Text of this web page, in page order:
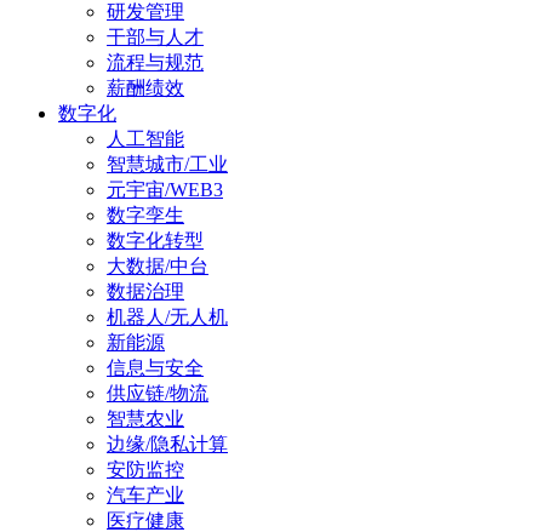
研发管理
干部与人才
流程与规范
薪酬绩效
数字化
人工智能
智慧城市/工业
元宇宙/WEB3
数字孪生
数字化转型
大数据/中台
数据治理
机器人/无人机
新能源
信息与安全
供应链/物流
智慧农业
边缘/隐私计算
安防监控
汽车产业
医疗健康